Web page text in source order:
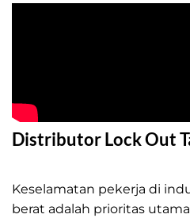
Distributor Lock Out
Keselamatan pekerja di
berat adalah prioritas